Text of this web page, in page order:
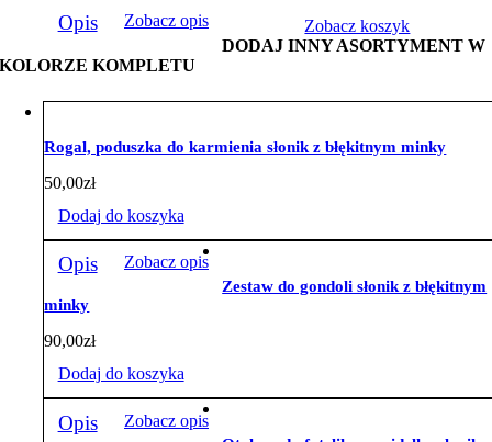
Opis Zobacz opis
Zobacz koszyk
DODAJ INNY ASORTYMENT W
KOLORZE KOMPLETU
Rogal, poduszka do karmienia słonik z błękitnym minky
50,00zł
Dodaj do koszyka
Opis Zobacz opis
Zestaw do gondoli słonik z błękitnym
minky
90,00zł
Dodaj do koszyka
Opis Zobacz opis